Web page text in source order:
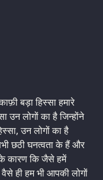
बड़ा हिस्सा हमारे
उन लोगों का है जिन्होंने
उन लोगों का है
छठी घनत्वता के हैं और
कारण कि जैसे हमें
ही हम भी आपकी लोगों